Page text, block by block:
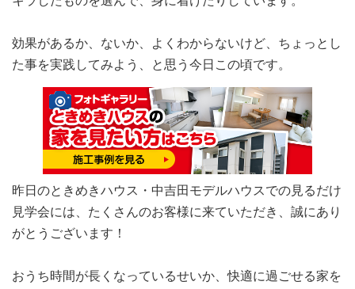
効果があるか、ないか、よくわからないけど、ちょっとし
た事を実践してみよう、と思う今日この頃です。
昨日のときめきハウス・中吉田モデルハウスでの見るだけ
見学会には、たくさんのお客様に来ていただき、誠にあり
がとうございます！
おうち時間が長くなっているせいか、快適に過ごせる家を